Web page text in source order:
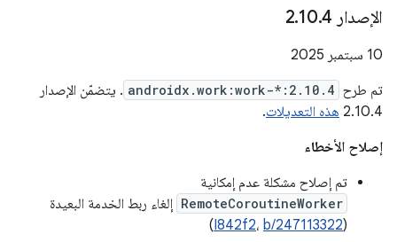
الإصدار 2 .10.4
‫10 سبتمبر 2025
تم طرح androidx.work:work-*:2.10.4 . يتضمّن الإصدار
2.10.4 هذه التعديلات.
إصلاح الأخطاء
تم إصلاح مشكلة عدم إمكانية
RemoteCoroutineWorker إلغاء ربط الخدمة البعيدة
(
I842f2، b/247113322
)